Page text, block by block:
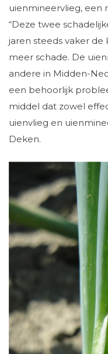
uienmineervlieg, een
“Deze twee
jaren steeds vaker
meer schade. De
andere in Midden-
een behoorlijk
middel dat zowel
uienvlieg en
Deken.